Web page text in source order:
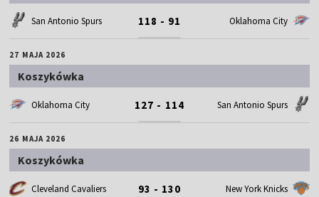
San Antonio Spurs 118 - 91 Oklahoma City
27 MAJA 2026
Koszykówka
Oklahoma City 127 - 114 San Antonio Spurs
26 MAJA 2026
Koszykówka
Cleveland Cavaliers 93 - 130 New York Knicks